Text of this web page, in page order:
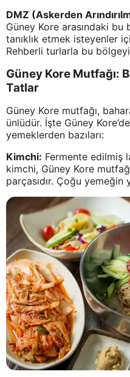
DMZ (Askerden
Güney Kore arasındaki
tanıklık etmek isteyenler
Rehberli turlarla bu
Güney Kore Mutfağı:
Tatlar
Güney Kore mutfağı,
ünlüdür. İşte Güney
yemeklerden bazıları:
Kimchi: Fermente edilmiş
kimchi, Güney Kore
parçasıdır. Çoğu yemeğin